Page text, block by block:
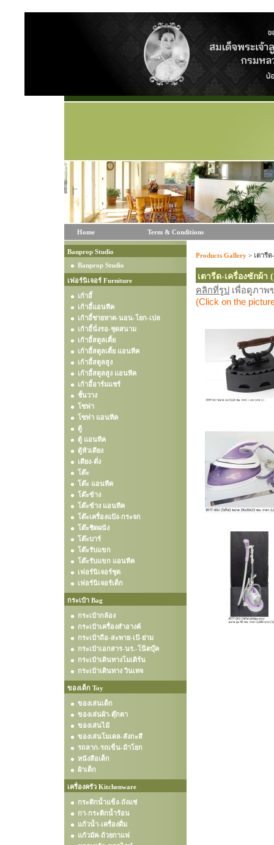
Home Term & Conditions
Banprop Studio
Banprop Studio
เฟอร์นิเจอร์ Furniture
เก้าอี้
เก้าอี้แอนทีค
เก้าอี้ชายหาด-นอน-โยก-เปล
เก้าอี้นั่งรอ-ชุดสนาม
เก้าอี้สตูลเตี้ย
เก้าอี้สตูลเตี้ย แอนทีค
เก้าอี้สตูลสูง
เก้าอี้สตูลสูง แอนทีค
เก้าอี้อาร์มแชร์
ชั้นวาง
โซฟา
โซฟา แอนทีค
ตู้
ตู้ แอนทีค
ตู้หัวเตียง
เตียง-ตั่ง
โต๊ะ
โต๊ะ แอนทีค
โต๊ะข้าง
โต๊ะข้าง แอนทีค
โต๊ะเครื่องแป้ง-กระจก
โต๊ะชิดผนัง
โต๊ะบาร์
โต๊ะรับแขก
โต๊ะรับแขก แอนทีค
เฟอร์นิเจอร์ชุด
เฟอร์นิเจอร์เด็ก
กระเป๋า Bag
กระเป๋ากล้อง
กระเป๋าเครื่องสำอางค์
กระเป๋าถือ-สะพาย-เป้-ย่าม
กระเป๋าเอกสาร-นร.-โน๊ตบุ๊ค
กระเป๋าเดินทางโมเดิร์น
กระเป๋าเดินทาง วินเทจ
ของเด็ก Toy
ของเล่นเด็ก
ของเล่นผ้า-ตุ๊กตา
ของเล่นไม้
ของเล่นโมเดล-สังกะสี
รถลาก-รถเข็น-ม้าโยก
หนังสือเด็ก
ผ้าเด็ก
เครื่องครัว Kitchenware
กระติกน้ำแข็ง-ถังแช่
กา-กระติกน้ำร้อน
แก้วน้ำ-เครื่องดื่ม
แก้วมัค-ถ้วยกาแฟ
Products Gallery > เตารี
เตารีด-เครื่องซักผ้า
คลิกที่รูป
เพื่อดูภาพ
(Click on the